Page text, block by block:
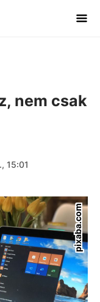
nem csak
15:01
pixaba.com